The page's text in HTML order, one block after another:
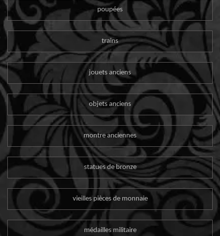
poupées
trains
jouets anciens
objets anciens
montre anciennes
statues de bronze
vieilles pièces de monnaie
médailles militaire